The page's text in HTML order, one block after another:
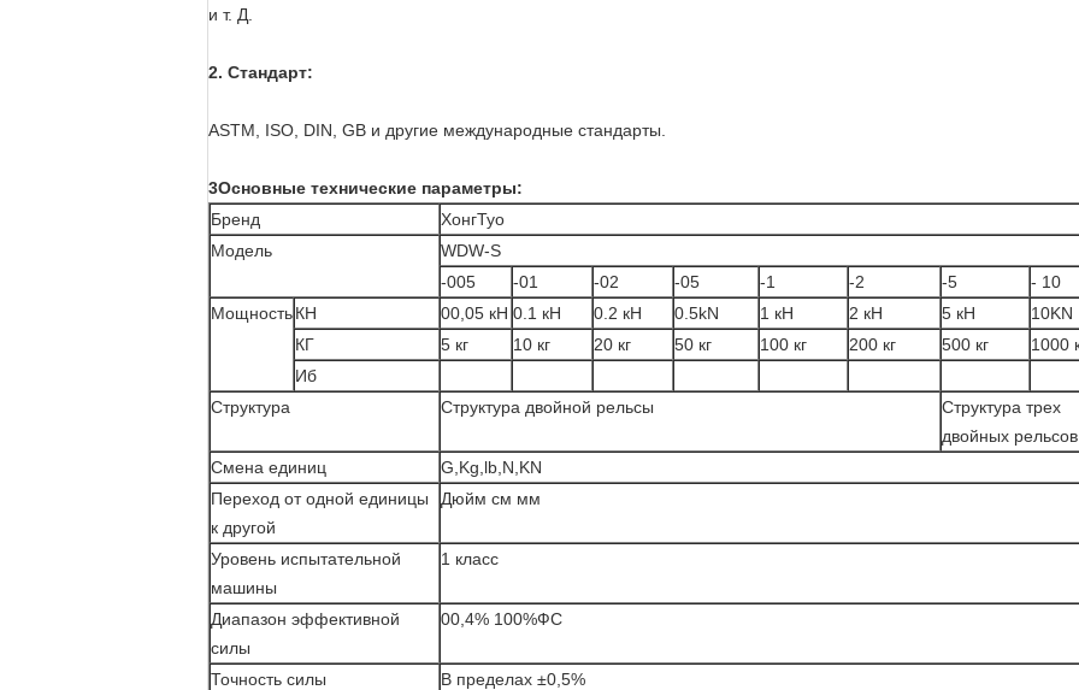
и т. Д.
2. Стандарт:
ASTM, ISO, DIN, GB и другие международные стандарты.
3Основные технические параметры:
Бренд
ХонгТуо
Модель
WDW-S
-005
-01 -02 -05 -1 -2 -5
- 10
МощностьКН 00,05 кН 0.1 кН 0.2 кН 0.5kN 1 кН 2 кН 5 кН
10KN
КГ
5 кг 10 кг 20 кг 50 кг 100 кг 200 кг 500 кг
1000
Иб
Структура
Структура двойной рельсы
Структура трех
двойных рельсов
Смена единиц
G,Kg,lb,N,KN
Переход от одной единицы
к другой
Дюйм см мм
Уровень испытательной
машины
1 класс
Диапазон эффективной
силы
00,4% 100%ФС
Точность силы
В пределах ±0,5%